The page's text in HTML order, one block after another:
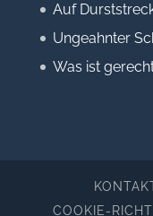
Auf
Ungeahnter
Was ist
COOKIE-